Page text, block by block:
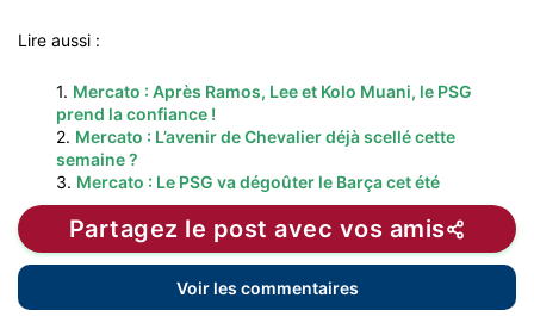
Lire aussi :
1. Mercato : Après Ramos, Lee et Kolo Muani, le PSG
prend la confiance !
2. Mercato : L’avenir de Chevalier déjà scellé cette
semaine ?
3. Mercato : Le PSG va dégoûter le Barça cet été
Partagez le post avec vos amis
Voir les commentaires